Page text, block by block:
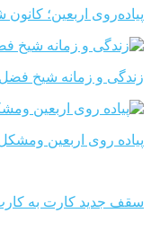
پیاده‌روی اربعین؛
زندگی و زمانه شیخ فضل
پیاده روی اربعین ومشکل
سقف جدید کارت به